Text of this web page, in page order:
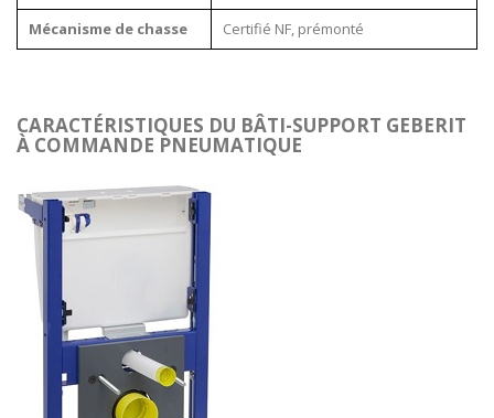
Mécanisme de chasse
Certifié NF, prémonté
CARACTÉRISTIQUES DU BÂTI-SUPPORT GEBERIT
À COMMANDE PNEUMATIQUE